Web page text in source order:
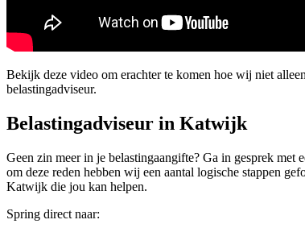
Bekijk deze video om erachter te komen hoe wij niet
belastingadviseur.
Belastingadviseur in Katwijk
Geen zin meer in je belastingaangifte? Ga in gesprek
om deze reden hebben wij een aantal logische stappen
Katwijk die jou kan helpen.
Spring direct naar: